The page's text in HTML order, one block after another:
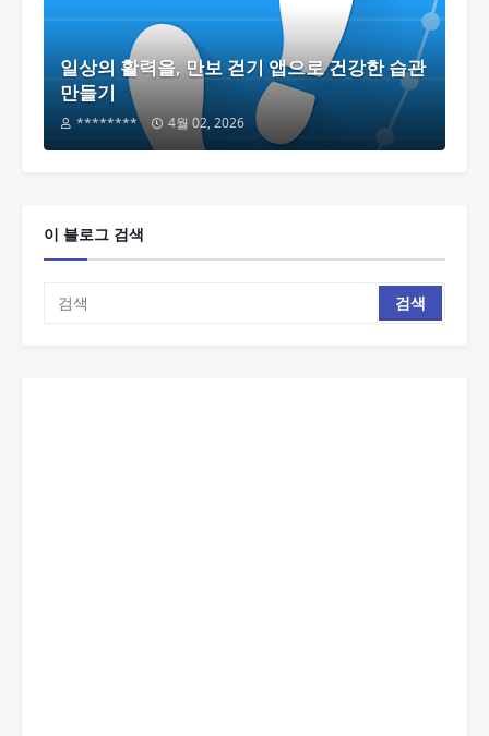
일상의 활력을, 만보 걷기 앱으로 건강한 습관
만들기
******** 4월 02, 2026
이 블로그 검색